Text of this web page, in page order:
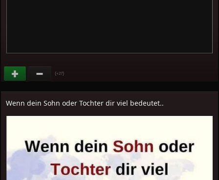
(+27)
Wenn dein Sohn oder Tochter dir viel bedeutet..